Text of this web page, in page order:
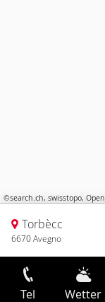
©search.ch, swisstopo,
Torbècc
6670 Avegno
Tel Wetter